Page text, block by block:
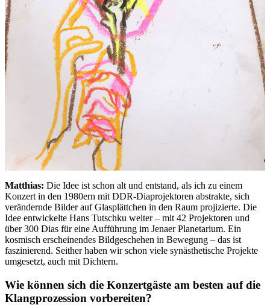
Matthias: Die Idee ist schon alt und entstand, als ich zu einem
Konzert in den 1980ern mit DDR-Diaprojektoren abstrakte, sich
verändernde Bilder auf Glasplättchen in den Raum projizierte. Die
Idee entwickelte Hans Tutschku weiter – mit 42 Projektoren und
über 300 Dias für eine Aufführung im Jenaer Planetarium. Ein
kosmisch erscheinendes Bildgeschehen in Bewegung – das ist
faszinierend. Seither haben wir schon viele synästhetische Projekte
umgesetzt, auch mit Dichtern.
Wie können sich die Konzertgäste am besten auf die
Klangprozession vorbereiten?